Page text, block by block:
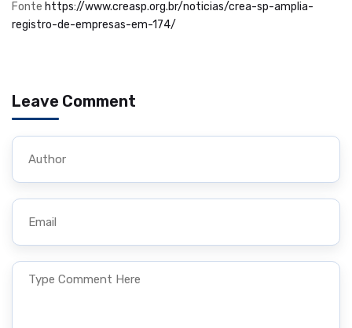
Fonte https://www.creasp.org.br/noticias/crea-sp-amplia-
registro-de-empresas-em-174/
Leave Comment